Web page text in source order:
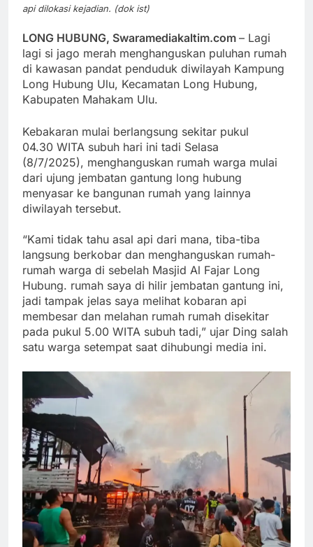
api dilokasi kejadian. (dok ist)
LONG HUBUNG, Swaramediakaltim.com – Lagi
lagi si jago merah menghanguskan puluhan rumah
di kawasan pandat penduduk diwilayah Kampung
Long Hubung Ulu, Kecamatan Long Hubung,
Kabupaten Mahakam Ulu.
Kebakaran mulai berlangsung sekitar pukul
04.30 WITA subuh hari ini tadi Selasa
(8/7/2025), menghanguskan rumah warga mulai
dari ujung jembatan gantung long hubung
menyasar ke bangunan rumah yang lainnya
diwilayah tersebut.
“Kami tidak tahu asal api dari mana, tiba-tiba
langsung berkobar dan menghanguskan rumah-
rumah warga di sebelah Masjid Al Fajar Long
Hubung. rumah saya di hilir jembatan gantung ini,
jadi tampak jelas saya melihat kobaran api
membesar dan melahan rumah rumah disekitar
pada pukul 5.00 WITA subuh tadi,” ujar Ding salah
satu warga setempat saat dihubungi media ini.